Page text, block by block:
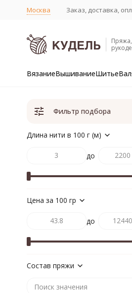
Москва Заказ, доставка,
ВязаниеВышиваниеШитье
Фильтр подбора
Длина нити в 100 г (м)
до
Цена за 100 гр
до
Состав пряжи